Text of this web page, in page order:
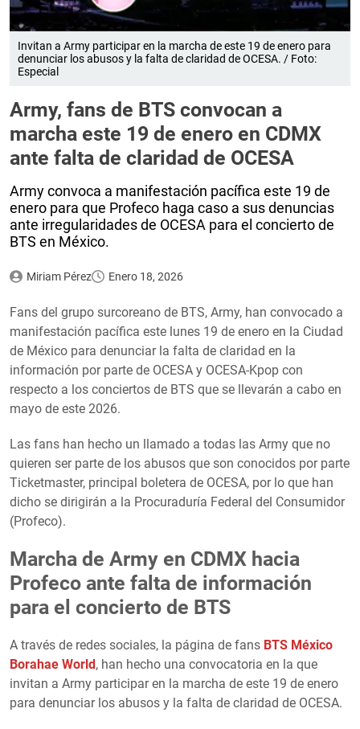
Invitan a Army participar en la marcha de este 19 de enero para
denunciar los abusos y la falta de claridad de OCESA. / Foto:
Especial
Army, fans de BTS convocan a
marcha este 19 de enero en CDMX
ante falta de claridad de OCESA
Army convoca a manifestación pacífica este 19 de
enero para que Profeco haga caso a sus denuncias
ante irregularidades de OCESA para el concierto de
BTS en México.
Miriam Pérez Enero 18, 2026
Fans del grupo surcoreano de BTS, Army, han convocado a
manifestación pacífica este lunes 19 de enero en la Ciudad
de México para denunciar la falta de claridad en la
información por parte de OCESA y OCESA-Kpop con
respecto a los conciertos de BTS que se llevarán a cabo en
mayo de este 2026.
Las fans han hecho un llamado a todas las Army que no
quieren ser parte de los abusos que son conocidos por parte
Ticketmaster, principal boletera de OCESA, por lo que han
dicho se dirigirán a la Procuraduría Federal del Consumidor
(Profeco).
Marcha de Army en CDMX hacia
Profeco ante falta de información
para el concierto de BTS
A través de redes sociales, la página de fans BTS México
Borahae World, han hecho una convocatoria en la que
invitan a Army participar en la marcha de este 19 de enero
para denunciar los abusos y la falta de claridad de OCESA.